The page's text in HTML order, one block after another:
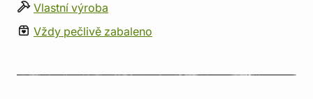
Vlastní výroba
Vždy pečlivě zabaleno